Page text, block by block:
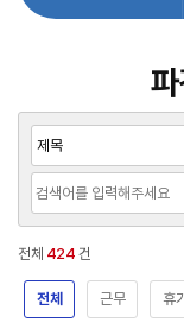
전체 424 건
전체 근무 휴